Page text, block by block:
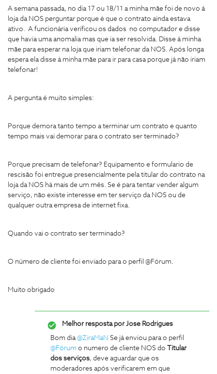
A semana passada, no dia 17 ou 18/11 a minha mãe foi de novo á
loja da NOS perguntar porque é que o contrato ainda estava
ativo. A funcionária verificou os dados no computador e disse
que havia uma anomalia mas que ia ser resolvida. Disse á minha
mãe para esperar na loja que iriam telefonar da NOS. Após longa
espera ela disse á minha mãe para ir para casa porque já não iriam
telefonar!
A pergunta é muito simples:
Porque demora tanto tempo a terminar um contrato e quanto
tempo mais vai demorar para o contrato ser terminado?
Porque precisam de telefonar? Equipamento e formulario de
rescisão foi entregue presencialmente pela titular do contrato na
loja da NOS há mais de um mês. Se é para tentar vender algum
serviço, não existe interesse em ter serviço da NOS ou de
qualquer outra empresa de internet fixa.
Quando vai o contrato ser terminado?
O número de cliente foi enviado para o perfil @Fórum.
Muito obrigado
Melhor resposta porJose Rodrigues
Bom dia@ZiraMaN Se já enviou para o perfil
@Fórum o numero de cliente NOS do
Titular
dos serviços, deve aguardar que os
moderadores após verificarem em que